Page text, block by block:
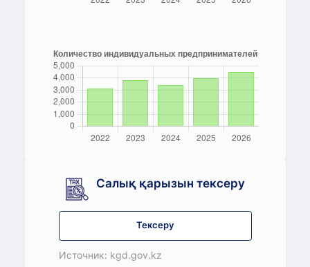
Салық қарызын тексеру
Тексеру
Источник: kgd.gov.kz